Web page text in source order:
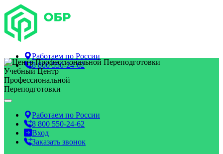
Работаем поРоссии
8 800 550-24-62
Учебный Центр
Профессиональной
Переподготовки
Работаем по России
8 800 550-24-62
Вход
Заказать звонок